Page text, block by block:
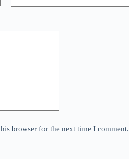
browser for the next time I comment.